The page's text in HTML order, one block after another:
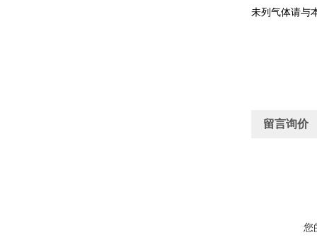
未列气体请与
留言询价
您